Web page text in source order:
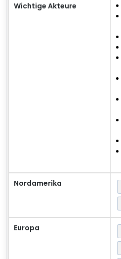
Wichtige Akteure
Nordamerika
Europa